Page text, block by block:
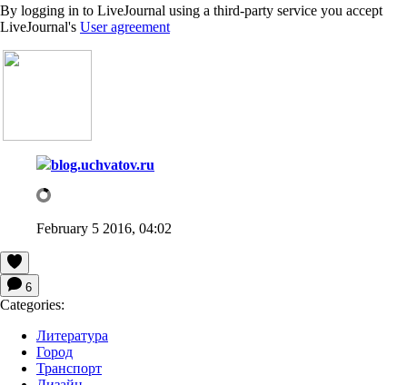
By logging in to LiveJournal using a third-party service you accept
LiveJournal's User agreement
blog.uchvatov.ru
February 5 2016, 04:02
6
Categories:
Литература
Город
Транспорт